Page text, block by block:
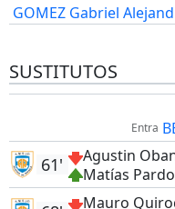
GOMEZ Gabriel
SUSTITUTOS
Entra
Agustin
Matías Pardo
61'
Mauro